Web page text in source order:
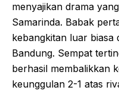
menyajikan drama
Samarinda. Babak
kebangkitan luar
Bandung. Sempat
berhasil membalikkan
keunggulan 2-1 atas